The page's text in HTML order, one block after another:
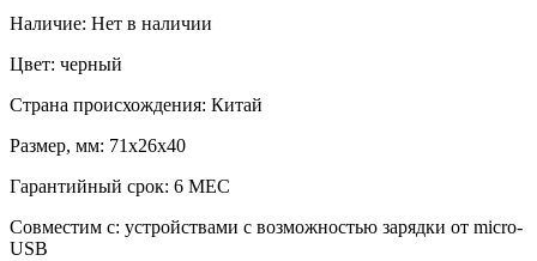
Наличие: Нет в наличии
Цвет: черный
Страна происхождения: Китай
Размер, мм: 71x26x40
Гарантийный срок: 6 МЕС
Совместим с: устройствами с возможностью зарядки от micro-
USB